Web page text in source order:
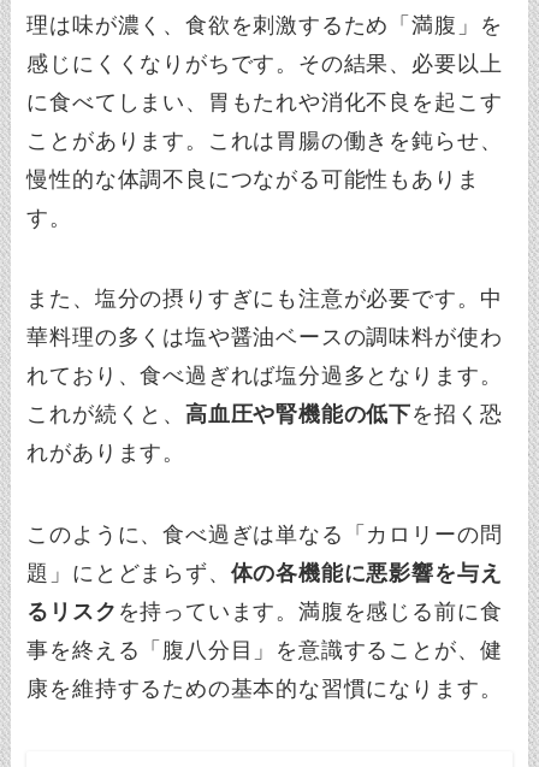
理は味が濃く、食欲を刺激するため「満腹」を
感じにくくなりがちです。その結果、必要以上
に食べてしまい、胃もたれや消化不良を起こす
ことがあります。これは胃腸の働きを鈍らせ、
慢性的な体調不良につながる可能性もありま
す。
また、塩分の摂りすぎにも注意が必要です。中
華料理の多くは塩や醤油ベースの調味料が使わ
れており、食べ過ぎれば塩分過多となります。
これが続くと、高血圧や腎機能の低下を招く恐
れがあります。
このように、食べ過ぎは単なる「カロリーの問
題」にとどまらず、 体の各機能に悪影響を与え
るリスク を持っています。満腹を感じる前に食
事を終える「腹八分目」を意識することが、健
康を維持するための基本的な習慣になります。